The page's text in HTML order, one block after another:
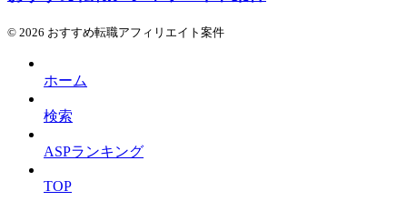
© 2026 おすすめ転職アフィリエイト案件
ホーム
検索
ASPランキング
TOP